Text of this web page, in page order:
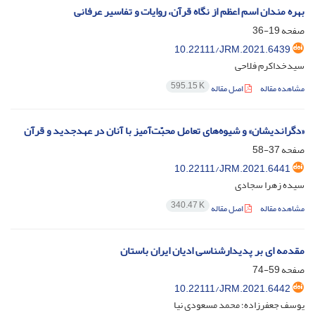
بهره مندان اسم اعظم از نگاه قرآن، روایات و تفاسیر عرفانی
صفحه19-36
10.22111/JRM.2021.6439
سیدخداکرم فلاحی
مشاهده مقاله اصل مقاله 595.15 K
«دگر‌اندیشان» و شیوه‌های تعامل محبّت‌آمیز با آنان در عهدجدید و قرآن
صفحه37-58
10.22111/JRM.2021.6441
سیده زهرا سجادی
مشاهده مقاله اصل مقاله 340.47 K
مقدمه ای بر پدیدارشناسی ادیان ایران باستان
صفحه59-74
10.22111/JRM.2021.6442
یوسف جعفرزاده؛ محمد مسعودی نیا